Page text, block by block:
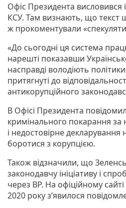
Офіс Президента висловився
КСУ. Там визнають, що текст
ж прокоментували
«До сьогодні ця система
нарешті показавши
насправді володіють
притягнуті до
антикорупційного
В Офісі Президента
кримінального покарання за
і недостовірне декларування
боротися з корупцією.
Також відзначили, що
законодавчу ініціативу і
через ВР. На офіційному
2020 року з’явилося